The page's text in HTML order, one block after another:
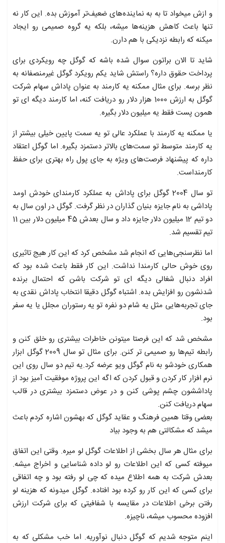
و ازش میخواد تا به به نماینده‌های ضعیف‌تر آموزش بده. این کار نه
تنها باعث کاهش هزینه‌ها میشه، بلکه یه گروه صمیمی رو ایجاد
میکنه که رابطه نزدیکی با هم دارن.
شاید تا الان براتون سوال شده باشه که گوگل چه رویکردی برای
پرداخت حقوق داره؟ راستش شاید یکم رویکرد گوگل غیرمنصفانه به
نظر برسه. برای مثال ممکنه یه کارمند به عنوان پاداش سهام شرکت
گوگل به ارزش 1000 هزار دلار رو دریافت کنه، اما کارمند دیگه ای تو
همون پست فقط یه میلیون دلار بگیره.
یا ممکنه یه کارمند با عملکرد عالی تو یه سمت پایین خیلی بیشتر از
یه کارمند متوسط تو سمت‌های بالاتر دستمزد بگیره. اما گوگل اعتقاد
داره که پیشنهاد فرصت‌های ویژه به جای پول راه بهتری برای حفظ
کارمنداست.
تو سال 2004 گوگل برای پاداش به عملکرد کارمندای خودش اومد
پاداشی به نام جایزه بنیان گذاران در نظر گرفت. گوگل در اون سال به
دو تیم 12 میلیون دلار جایزه داد و سال بعدش 45 میلیون دلار بین 11
تیم تقسیم شد.
اما نظرسنجی‌هایی که انجام شد مشخص کرد که این کار هیج تاثیری
روی خوش حالی کارمندا نداشت. این کار فقط باعث شده بود که
افراد دنبال شغالی دیگه ای تو شرکت باشن که احتمال برنده
شدنشون رو افزایش بده. اشتباه گوگل دقیقا انتخاب پاداش نقدی به
جای تجربه‌هایی مثل یه شام دو نفره تو یه رستوران مجلل یا یه سفر
بود.
مشخص شد که این فرصتا میتونن خاطرات بیشتری رو خلق کنن و
رابطه تیم‌ها رو صمیمی تر کنن. برای مثال تو سال 2009 گوگل ابزار
همکاری خودشو به نام گوگل ویو عرضه کرد.یه تیم دو سال روی این
نرم افزار کار کردن و قبول کردن که اگه این پروژه موفقیت آمیز بود از
پاداششون چشم پوشی کنن و در عوض دستمزد بیشتری در قالب
سهام دریافت کنن.
بعضی وقتا همین فرهنگ و عقاید گوگل که بهشون اشاره کردم باعث
میشد که مشکالتی هم به وجود بیاد
برای مثال هر سال بخشی از اطلاعات گوگل لو میره. وقتی این اتفاق
میوفته کسی که این اطلاعات رو لو داده شناسایی و اخراج میشه.
بعدش شرکت به همه اطلاع میده که چی لو رفته بود و چه اتفاقی
برای کسی که این کار رو کرده بود افتاده. گوگل میدونه که هزینه لو
رفتن برخی اطلاعات در مقایسه با شفافیتی که برای شرکت ارزش
افزوده محسوب میشه، ناچیزه.
اینم متوجه شدیم که گوگل دنبال نوآوریه. اما خب مشکلی که به